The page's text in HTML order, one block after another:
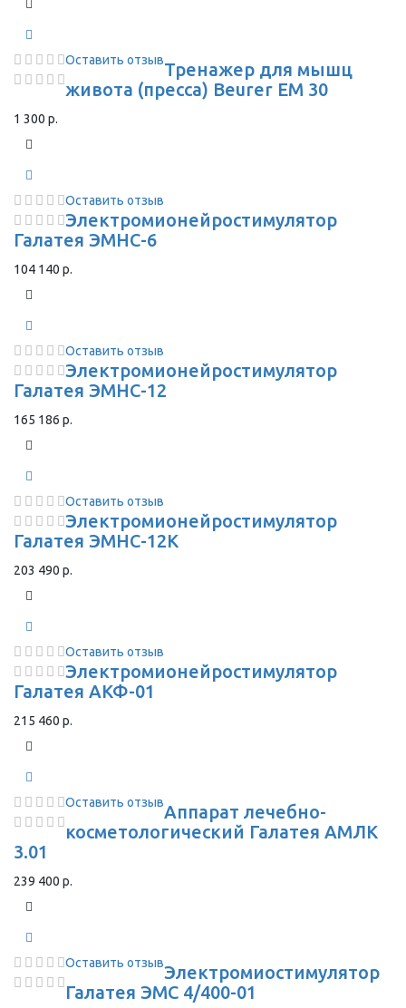
Оставить отзывТренажер для мышц
живота (пресса) Beurer EM 30
1 300 р.
Оставить отзыв
Электромионейростимулятор
Галатея ЭМНС-6
104 140 р.
Оставить отзыв
Электромионейростимулятор
Галатея ЭМНС-12
165 186 р.
Оставить отзыв
Электромионейростимулятор
Галатея ЭМНС-12К
203 490 р.
Оставить отзыв
Электромионейростимулятор
Галатея АКФ-01
215 460 р.
Оставить отзывАппарат лечебно-
косметологический Галатея АМЛК
3.01
239 400 р.
Оставить отзывЭлектромиостимулятор
Галатея ЭМС 4/400-01